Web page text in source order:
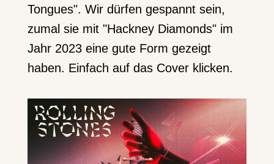
Tongues". Wir dürfen gespannt sein,
zumal sie mit "Hackney Diamonds" im
Jahr 2023 eine gute Form gezeigt
haben. Einfach auf das Cover klicken.